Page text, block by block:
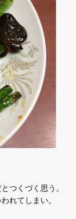
つくづく思う。
れてしまい。